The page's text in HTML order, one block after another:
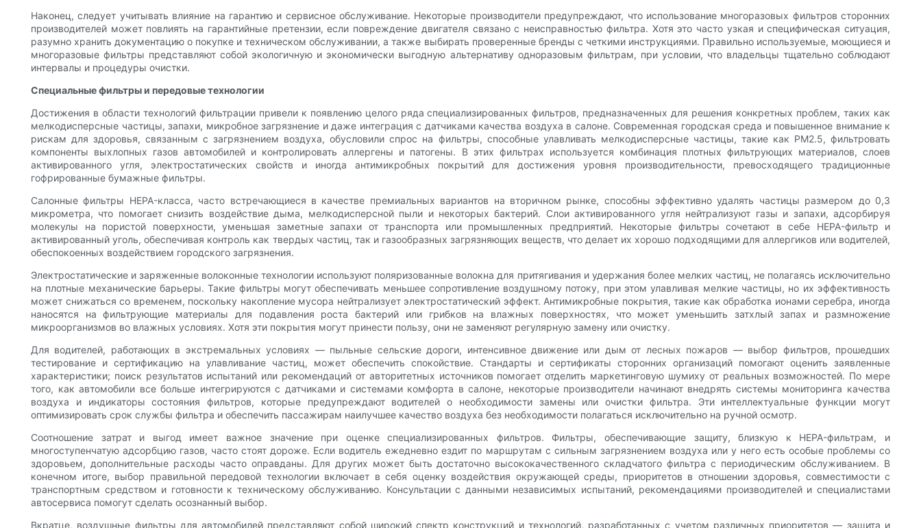
Наконец, следует учитывать влияние на гарантию и сервисное обслуживание. Некоторые производители предупреждают, что использование многоразовых фильтров сторонних
производителей может повлиять на гарантийные претензии, если повреждение двигателя связано с неисправностью фильтра. Хотя это часто узкая и специфическая ситуация,
разумно хранить документацию о покупке и техническом обслуживании, а также выбирать проверенные бренды с четкими инструкциями. Правильно используемые, моющиеся и
многоразовые фильтры представляют собой экологичную и экономически выгодную альтернативу одноразовым фильтрам, при условии, что владельцы тщательно соблюдают
интервалы и процедуры очистки.
Специальные фильтры и передовые технологии
Достижения в области технологий фильтрации привели к появлению целого ряда специализированных фильтров, предназначенных для решения конкретных проблем, таких как
мелкодисперсные частицы, запахи, микробное загрязнение и даже интеграция с датчиками качества воздуха в салоне. Современная городская среда и повышенное внимание к
рискам для здоровья, связанным с загрязнением воздуха, обусловили спрос на фильтры, способные улавливать мелкодисперсные частицы, такие как PM2.5, фильтровать
компоненты выхлопных газов автомобилей и контролировать аллергены и патогены. В этих фильтрах используется комбинация плотных фильтрующих материалов, слоев
активированного угля, электростатических свойств и иногда антимикробных покрытий для достижения уровня производительности, превосходящего традиционные
гофрированные бумажные фильтры.
Салонные фильтры HEPA-класса, часто встречающиеся в качестве премиальных вариантов на вторичном рынке, способны эффективно удалять частицы размером до 0,3
микрометра, что помогает снизить воздействие дыма, мелкодисперсной пыли и некоторых бактерий. Слои активированного угля нейтрализуют газы и запахи, адсорбируя
молекулы на пористой поверхности, уменьшая заметные запахи от транспорта или промышленных предприятий. Некоторые фильтры сочетают в себе HEPA-фильтр и
активированный уголь, обеспечивая контроль как твердых частиц, так и газообразных загрязняющих веществ, что делает их хорошо подходящими для аллергиков или водителей,
обеспокоенных воздействием городского загрязнения.
Электростатические и заряженные волоконные технологии используют поляризованные волокна для притягивания и удержания более мелких частиц, не полагаясь исключительно
на плотные механические барьеры. Такие фильтры могут обеспечивать меньшее сопротивление воздушному потоку, при этом улавливая мелкие частицы, но их эффективность
может снижаться со временем, поскольку накопление мусора нейтрализует электростатический эффект. Антимикробные покрытия, такие как обработка ионами серебра, иногда
наносятся на фильтрующие материалы для подавления роста бактерий или грибков на влажных поверхностях, что может уменьшить затхлый запах и размножение
микроорганизмов во влажных условиях. Хотя эти покрытия могут принести пользу, они не заменяют регулярную замену или очистку.
Для водителей, работающих в экстремальных условиях — пыльные сельские дороги, интенсивное движение или дым от лесных пожаров — выбор фильтров, прошедших
тестирование и сертификацию на улавливание частиц, может обеспечить спокойствие. Стандарты и сертификаты сторонних организаций помогают оценить заявленные
характеристики; поиск результатов испытаний или рекомендаций от авторитетных источников помогает отделить маркетинговую шумиху от реальных возможностей. По мере
того, как автомобили все больше интегрируются с датчиками и системами комфорта в салоне, некоторые производители начинают внедрять системы мониторинга качества
воздуха и индикаторы состояния фильтров, которые предупреждают водителей о необходимости замены или очистки фильтра. Эти интеллектуальные функции могут
оптимизировать срок службы фильтра и обеспечить пассажирам наилучшее качество воздуха без необходимости полагаться исключительно на ручной осмотр.
Соотношение затрат и выгод имеет важное значение при оценке специализированных фильтров. Фильтры, обеспечивающие защиту, близкую к HEPA-фильтрам, и
многоступенчатую адсорбцию газов, часто стоят дороже. Если водитель ежедневно ездит по маршрутам с сильным загрязнением воздуха или у него есть особые проблемы со
здоровьем, дополнительные расходы часто оправданы. Для других может быть достаточно высококачественного складчатого фильтра с периодическим обслуживанием. В
конечном итоге, выбор правильной передовой технологии включает в себя оценку воздействия окружающей среды, приоритетов в отношении здоровья, совместимости с
транспортным средством и готовности к техническому обслуживанию. Консультации с данными независимых испытаний, рекомендациями производителей и специалистами
автосервиса помогут сделать осознанный выбор.
Вкратце, воздушные фильтры для автомобилей представляют собой широкий спектр конструкций и технологий, разработанных с учетом различных приоритетов — защита и